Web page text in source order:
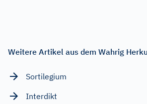
Weitere Artikel aus dem Wahrig
Sortilegium
Interdikt